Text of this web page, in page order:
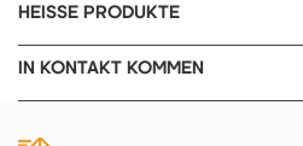
HEISSE PRODUKTE
IN KONTAKT KOMMEN